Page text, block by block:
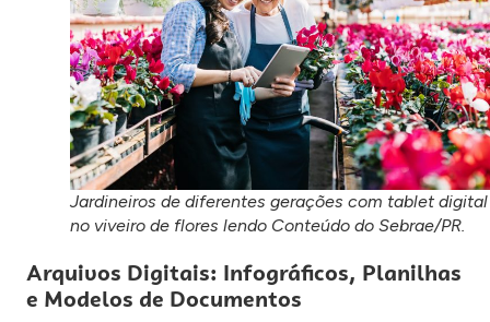
Jardineiros de diferentes gerações com tablet digital
no viveiro de flores lendo Conteúdo do Sebrae/PR.
Arquivos Digitais: Infográficos, Planilhas
e Modelos de Documentos